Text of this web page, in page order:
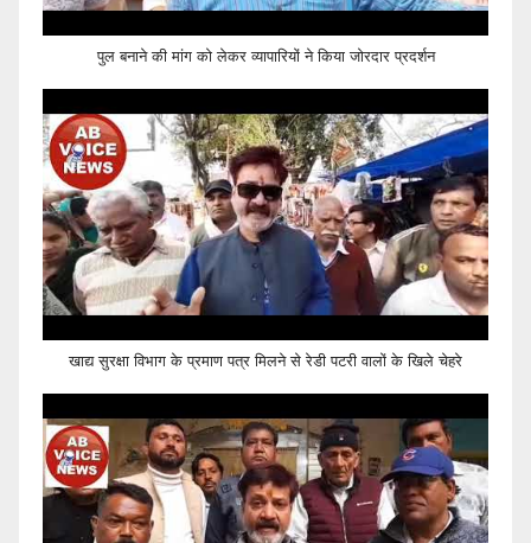
पुल बनाने की मांग को लेकर व्यापारियों ने किया जोरदार प्रदर्शन
खाद्य सुरक्षा विभाग के प्रमाण पत्र मिलने से रेडी पटरी वालों के खिले चेहरे